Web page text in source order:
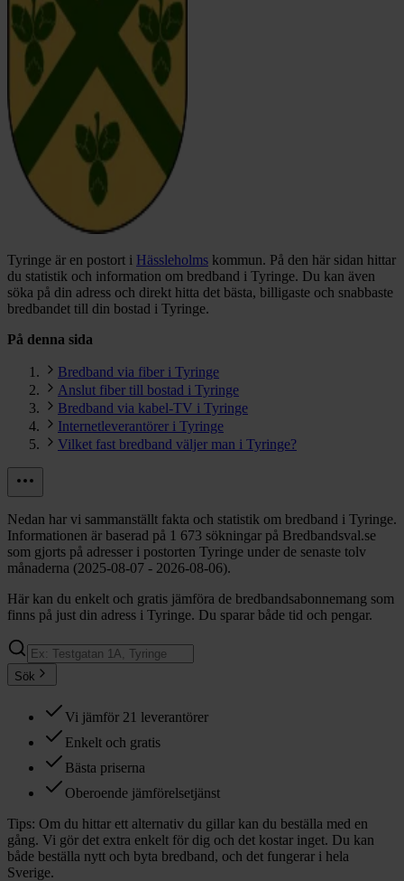
Tyringe är en postort i Hässleholms kommun. På den här sidan hittar
du statistik och information om bredband i Tyringe. Du kan även
söka på din adress och direkt hitta det bästa, billigaste och snabbaste
bredbandet till din bostad i Tyringe.
På denna sida
Bredband via fiber i Tyringe
Anslut fiber till bostad i Tyringe
Bredband via kabel-TV i Tyringe
Internetleverantörer i Tyringe
Vilket fast bredband väljer man i Tyringe?
Nedan har vi sammanställt fakta och statistik om bredband i Tyringe.
Informationen är baserad på 1 673 sökningar på Bredbandsval.se
som gjorts på adresser i postorten Tyringe under de senaste tolv
månaderna (2025-08-07 - 2026-08-06).
Här kan du enkelt och gratis jämföra de bredbandsabonnemang som
finns på just din adress i Tyringe. Du sparar både tid och pengar.
Sök
Vi jämför 21 leverantörer
Enkelt och gratis
Bästa priserna
Oberoende jämförelsetjänst
Tips: Om du hittar ett alternativ du gillar kan du beställa med en
gång. Vi gör det extra enkelt för dig och det kostar inget. Du kan
både beställa nytt och byta bredband, och det fungerar i hela
Sverige.